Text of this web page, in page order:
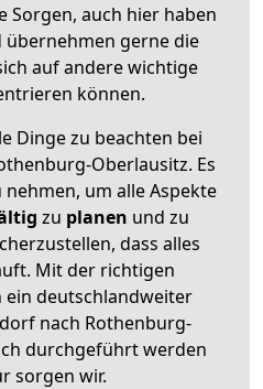
Sorgen, auch hier haben
übernehmen gerne die
auf andere wichtige
können.
Dinge zu beachten bei
Oberlausitz. Es
um alle Aspekte
zu planen und zu
dass alles
Mit der richtigen
deutschlandweiter
nach Rothenburg-
durchgeführt werden
sorgen wir.